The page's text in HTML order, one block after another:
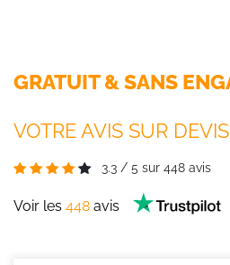
GRATUIT & SANS
VOTRE AVIS SUR
3.3 / 5 sur 448 avis
Voir les 448 avis